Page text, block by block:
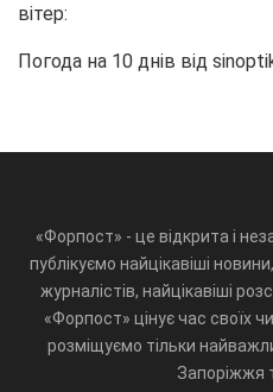
вітер:
Погода на 10 днів від
«Форпост» - це відкрита і
публікуємо найцікавіші
журналістів, найцікавіші
«Форпост» цінує час своїх
розміщуємо тільки
Запоріжжя